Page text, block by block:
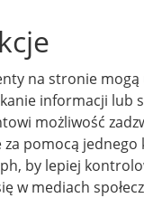
na stronie mogą
informacji lub
możliwość
pomocą jednego
by lepiej
w mediach